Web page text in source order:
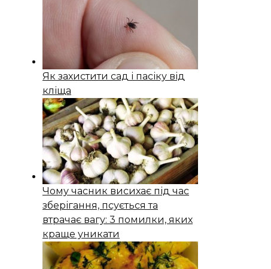
Як захистити сад і пасіку від
кліща
Чому часник висихає під час
зберігання, псується та
втрачає вагу: 3 помилки, яких
краще уникати